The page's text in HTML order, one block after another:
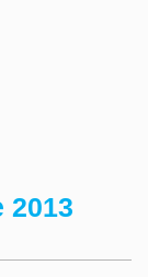
2013